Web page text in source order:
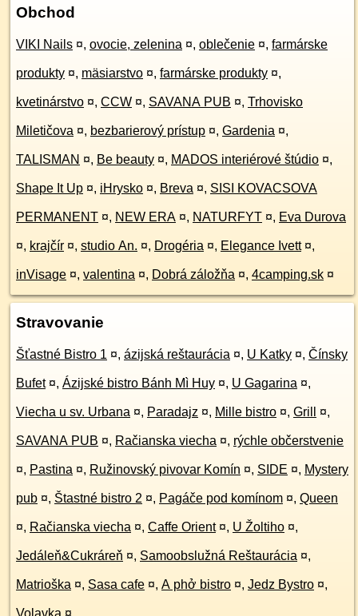
Obchod
VIKI Nails ¤, ovocie, zelenina ¤, oblečenie ¤, farmárske
produkty ¤, mäsiarstvo ¤, farmárske produkty ¤,
kvetinárstvo ¤, CCW ¤, SAVANA PUB ¤, Trhovisko
Miletičova ¤, bezbarierový prístup ¤, Gardenia ¤,
TALISMAN ¤, Be beauty ¤, MADOS interiérové štúdio ¤,
Shape It Up ¤, iHrysko ¤, Breva ¤, SISI KOVACSOVA
PERMANENT ¤, NEW ERA ¤, NATURFYT ¤, Eva Durova
¤, krajčír ¤, studio An. ¤, Drogéria ¤, Elegance Ivett ¤,
inVisage ¤, valentina ¤, Dobrá záložňa ¤, 4camping.sk ¤
Stravovanie
Šťastné Bistro 1 ¤, ázijská reštaurácia ¤, U Katky ¤, Čínsky
Bufet ¤, Ázijské bistro Bánh Mì Huy ¤, U Gagarina ¤,
Viecha u sv. Urbana ¤, Paradajz ¤, Mille bistro ¤, Grill ¤,
SAVANA PUB ¤, Račianska viecha ¤, rýchle občerstvenie
¤, Pastina ¤, Ružinovský pivovar Komín ¤, SIDE ¤, Mystery
pub ¤, Štastné bistro 2 ¤, Pagáče pod komínom ¤, Queen
¤, Račianska viecha ¤, Caffe Orient ¤, U Žoltiho ¤,
Jedáleň&Cukráreň ¤, Samoobslužná Reštaurácia ¤,
Matrioška ¤, Sasa cafe ¤, A phở bistro ¤, Jedz Bystro ¤,
Volavka ¤